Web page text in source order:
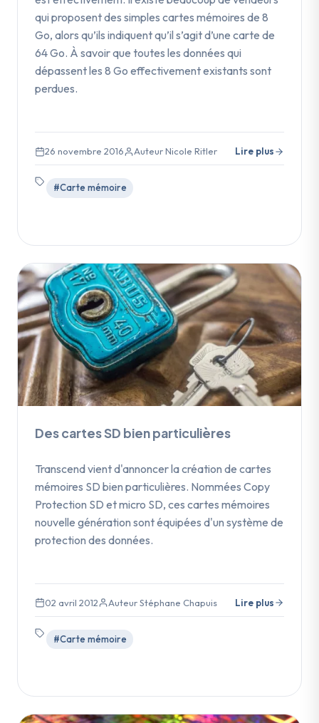
qui proposent des simples cartes mémoires de 8
Go, alors qu’ils indiquent qu’il s’agit d’une carte de
64 Go. À savoir que toutes les données qui
dépassent les 8 Go effectivement existants sont
perdues.
26 novembre 2016 Auteur Nicole Ritler Lire plus
#Carte mémoire
Des cartes SD bien particulières
Transcend vient d'annoncer la création de cartes
mémoires SD bien particulières. Nommées Copy
Protection SD et micro SD, ces cartes mémoires
nouvelle génération sont équipées d'un système de
protection des données.
02 avril 2012 Auteur Stéphane Chapuis Lire plus
#Carte mémoire